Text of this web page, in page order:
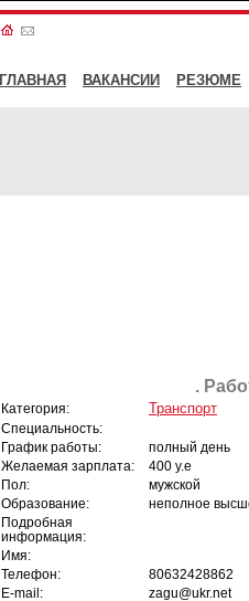
ГЛАВНАЯ ВАКАНСИИ РЕЗЮМЕ
.
Категория: Транспорт
Специальность:
График работы:
полный день
Желаемая зарплата:
400 у.е
Пол:
мужской
Образование:
неполное
Подробная
информация:
Имя:
Телефон:
80632428862
E-mail:
zagu@ukr.net